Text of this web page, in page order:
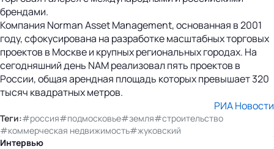
брендами.
Компания Norman Asset Management, основанная в 2001
году, сфокусирована на разработке масштабных торговых
проектов в Москве и крупных региональных городах. На
сегодняшний день NAM реализовал пять проектов в
России, общая арендная площадь которых превышает 320
тысяч квадратных метров.
РИА Новости
Теги:#россия#подмосковье#земля#строительство
#коммерческая недвижимость#жуковский
Интервью